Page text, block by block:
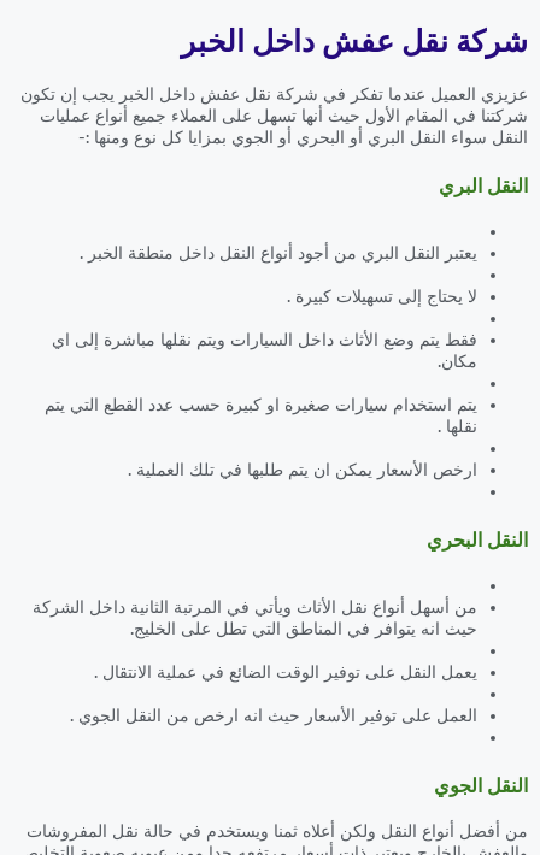
شركة نقل عفش داخل الخبر
عزيزي العميل عندما تفكر في شركة نقل عفش داخل الخبر يجب إن تكون
شركتنا في المقام الأول حيث أنها تسهل على العملاء جميع أنواع عمليات
النقل سواء النقل البري أو البحري أو الجوي بمزايا كل نوع ومنها :-
النقل البري
يعتبر النقل البري من أجود أنواع النقل داخل منطقة الخبر .
لا يحتاج إلى تسهيلات كبيرة .
فقط يتم وضع الأثاث داخل السيارات ويتم نقلها مباشرة إلى اي
مكان.
يتم استخدام سيارات صغيرة او كبيرة حسب عدد القطع التي يتم
نقلها .
ارخص الأسعار يمكن ان يتم طلبها في تلك العملية .
النقل البحري
من أسهل أنواع نقل الأثاث ويأتي في المرتبة الثانية داخل الشركة
حيث انه يتوافر في المناطق التي تطل على الخليج.
يعمل النقل على توفير الوقت الضائع في عملية الانتقال .
العمل على توفير الأسعار حيث انه ارخص من النقل الجوي .
النقل الجوي
من أفضل أنواع النقل ولكن أعلاه ثمنا ويستخدم في حالة نقل المفروشات